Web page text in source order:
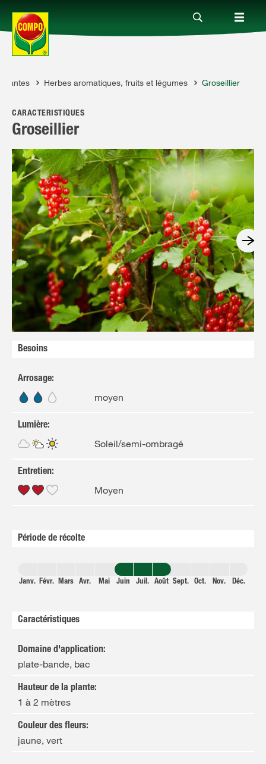
Produits
Conseil
Thèmes
Service
Qui sommes-nous?
FR NL
plantes Herbes aromatiques, fruits et légumes Groseillier
CARACTÉRISTIQUES
Groseillier
Besoins
Arrosage:
moyen
Lumière:
Soleil/semi-ombragé
Entretien:
Moyen
Période de récolte
Janv. Févr. Mars Avr. Mai Juin Juil. Août Sept. Oct. Nov. Déc.
Caractéristiques
Domaine d'application:
plate-bande, bac
Hauteur de la plante:
1 à 2 mètres
Couleur des fleurs:
jaune, vert